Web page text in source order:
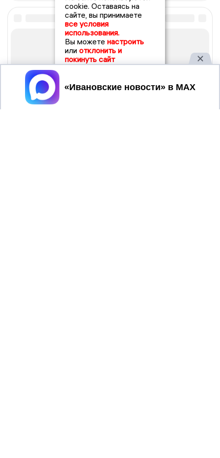
cookie. Оставаясь на
сайте, вы принимаете
все условия
использования.
Вы можете настроить
или отклонить и
покинуть сайт
Принять